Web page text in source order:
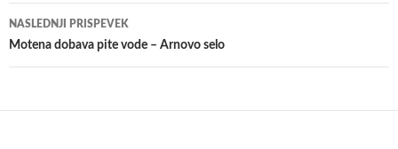
prispevkih
NASLEDNJI PRISPEVEK
Motena dobava pite vode – Arnovo selo